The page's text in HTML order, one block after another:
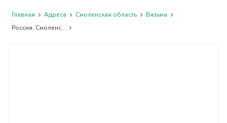
Главная Адреса Смоленская область
Вязьма
Россия, Смоленс...